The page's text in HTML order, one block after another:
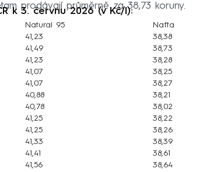
prodávají průměrně za 38,73 koruny.
k 3. červnu 2026 (v Kč/l):
Natural 95
Nafta
41,23
38,38
41,49
38,73
41,23
38,28
41,07
38,25
41,07
38,27
40,88
38,21
40,78
38,02
41,25
38,22
41,25
38,26
41,33
38,39
41,41
38,61
41,56
38,64